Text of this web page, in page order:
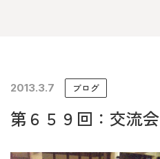
イチケンの家づくり
モデルハウス
太陽に素直な家
2013.3.7 ブログ
第６５９回：交流会